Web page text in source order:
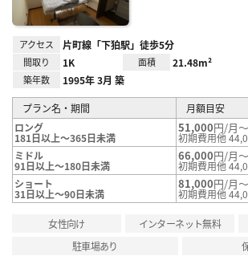
アクセス 片町線「下狛駅」徒歩5分
間取り 1K 面積 21.48m²
築年数 1995年 3月 築
プラン名・期間
月額目安
ロング
181日以上～365日未満
51,000円/月～
初期費用他
ミドル
91日以上～180日未満
66,000円/月～
初期費用他
ショート
31日以上～90日未満
81,000円/月～
初期費用他
女性向け インターネット無料
駐車場あり